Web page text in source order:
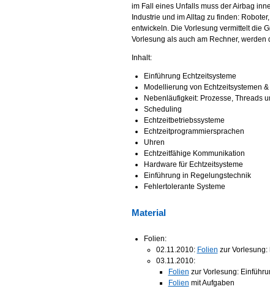
im Fall eines Unfalls muss der Airbag
Industrie und im Alltag zu finden:
entwickeln. Die Vorlesung vermittelt die
Vorlesung als auch am Rechner,
Inhalt:
Einführung Echtzeitsysteme
Modellierung von Echtzeitsystemen
Nebenläufigkeit: Prozesse, Threads
Scheduling
Echtzeitbetriebssysteme
Echtzeitprogrammiersprachen
Uhren
Echtzeitfähige Kommunikation
Hardware für Echtzeitsysteme
Einführung in Regelungstechnik
Fehlertolerante Systeme
Material
Folien:
02.11.2010: Folien zur Vorlesung:
03.11.2010:
Folien zur Vorlesung:
Folien mit Aufgaben